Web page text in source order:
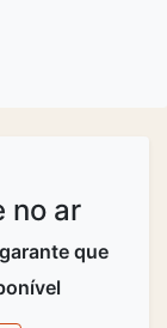
no ar
garante que